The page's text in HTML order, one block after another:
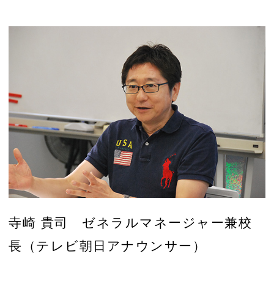
寺崎 貴司 ゼネラルマネージャー兼校
長（テレビ朝日アナウンサー）